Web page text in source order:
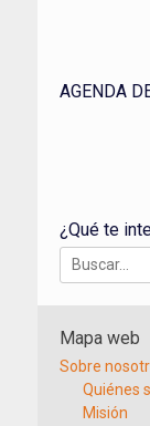
AGENDA
¿Qué te
Buscar:
Mapa web
Sobre
Quiénes
Misión